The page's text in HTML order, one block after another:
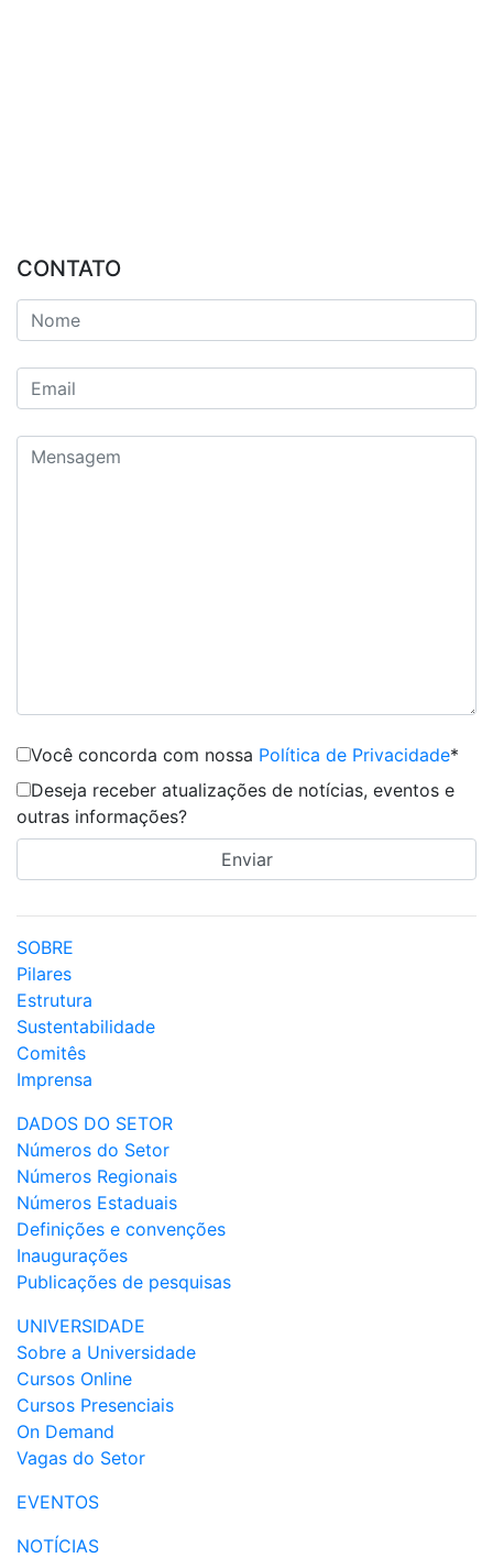
CONTATO
Você concorda com nossa Política de Privacidade*
Deseja receber atualizações de notícias, eventos e
outras informações?
SOBRE
Pilares
Estrutura
Sustentabilidade
Comitês
Imprensa
DADOS DO SETOR
Números do Setor
Números Regionais
Números Estaduais
Definições e convenções
Inaugurações
Publicações de pesquisas
UNIVERSIDADE
Sobre a Universidade
Cursos Online
Cursos Presenciais
On Demand
Vagas do Setor
EVENTOS
NOTÍCIAS